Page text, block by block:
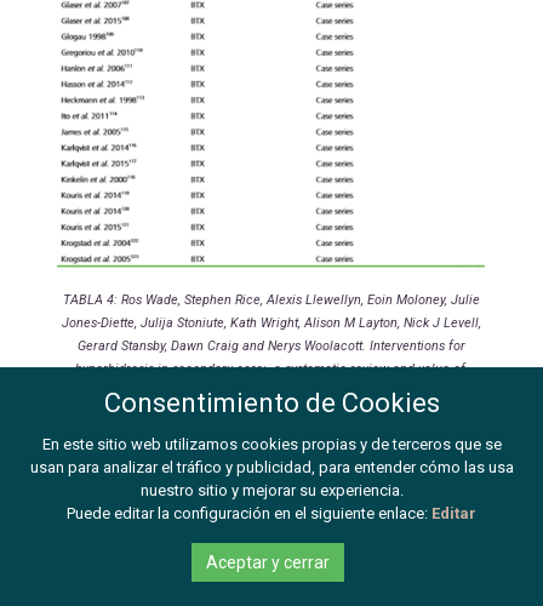
TABLA 4: Ros Wade, Stephen Rice, Alexis Llewellyn, Eoin Moloney, Julie
Jones-Diette, Julija Stoniute, Kath Wright, Alison M Layton, Nick J Levell,
Gerard Stansby, Dawn Craig and Nerys Woolacott. Interventions for
hyperhidrosis in secondary care: a systematic review and value-of-
information analysis. 2017. (10)
Consentimiento de Cookies
En este sitio web utilizamos cookies propias y de terceros que se
usan para analizar el tráfico y publicidad, para entender cómo las usa
nuestro sitio y mejorar su experiencia.
Puede editar la configuración en el siguiente enlace: Editar
Aceptar y cerrar